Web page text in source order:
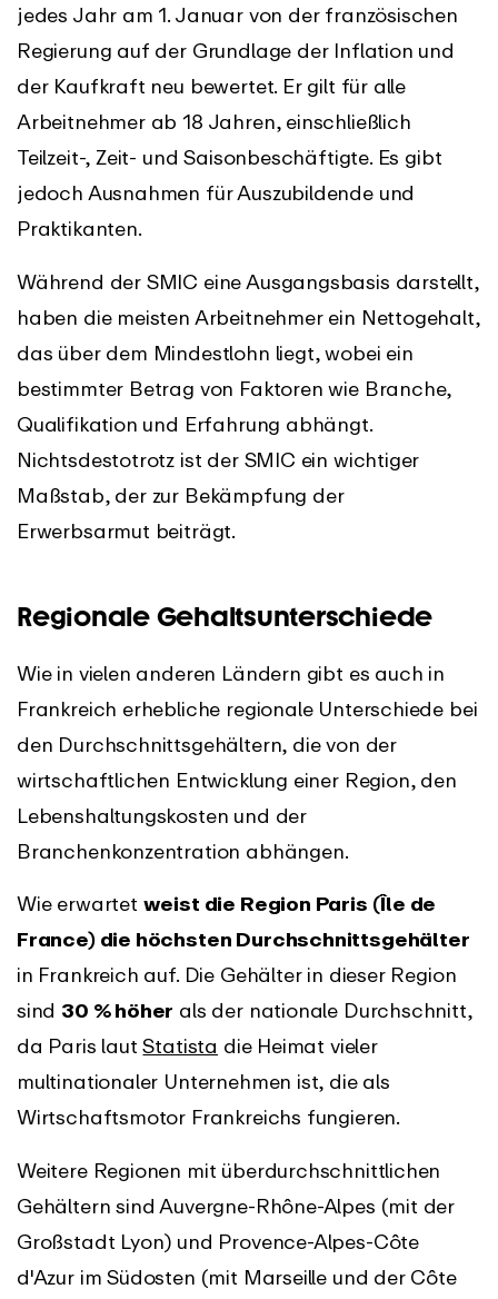
jedes Jahr am 1. Januar von der französischen
Regierung auf der Grundlage der Inflation und
der Kaufkraft neu bewertet. Er gilt für alle
Arbeitnehmer ab 18 Jahren, einschließlich
Teilzeit-, Zeit- und Saisonbeschäftigte. Es gibt
jedoch Ausnahmen für Auszubildende und
Praktikanten.
Während der SMIC eine Ausgangsbasis darstellt,
haben die meisten Arbeitnehmer ein Nettogehalt,
das über dem Mindestlohn liegt, wobei ein
bestimmter Betrag von Faktoren wie Branche,
Qualifikation und Erfahrung abhängt.
Nichtsdestotrotz ist der SMIC ein wichtiger
Maßstab, der zur Bekämpfung der
Erwerbsarmut beiträgt.
Regionale Gehaltsunterschiede
Wie in vielen anderen Ländern gibt es auch in
Frankreich erhebliche regionale Unterschiede bei
den Durchschnittsgehältern, die von der
wirtschaftlichen Entwicklung einer Region, den
Lebenshaltungskosten und der
Branchenkonzentration abhängen.
Wie erwartet weist die Region Paris (Île de
France) die höchsten Durchschnittsgehälter
in Frankreich auf. Die Gehälter in dieser Region
sind 30 % höher als der nationale Durchschnitt,
da Paris lautStatista die Heimat vieler
multinationaler Unternehmen ist, die als
Wirtschaftsmotor Frankreichs fungieren.
Weitere Regionen mit überdurchschnittlichen
Gehältern sind Auvergne-Rhône-Alpes (mit der
Großstadt Lyon) und Provence-Alpes-Côte
d'Azur im Südosten (mit Marseille und der Côte